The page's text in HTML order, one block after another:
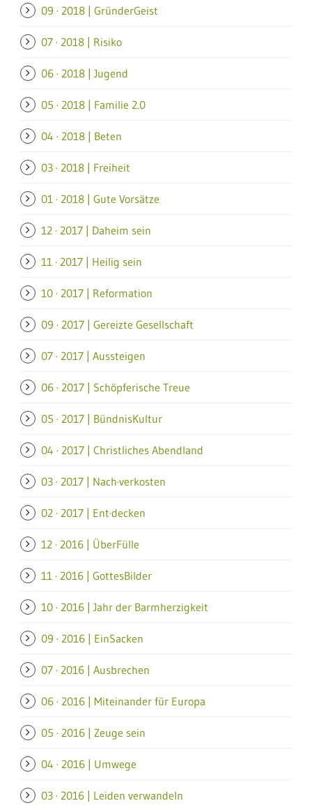
09 · 2018 | GründerGeist
07 · 2018 | Risiko
06 · 2018 | Jugend
05 · 2018 | Familie 2.0
04 · 2018 | Beten
03 · 2018 | Freiheit
01 · 2018 | Gute Vorsätze
12 · 2017 | Daheim sein
11 · 2017 | Heilig sein
10 · 2017 | Reformation
09 · 2017 | Gereizte Gesellschaft
07 · 2017 | Aussteigen
06 · 2017 | Schöpferische Treue
05 · 2017 | BündnisKultur
04 · 2017 | Christliches Abendland
03 · 2017 | Nach·verkosten
02 · 2017 | Ent·decken
12 · 2016 | ÜberFülle
11 · 2016 | GottesBilder
10 · 2016 | Jahr der Barmherzigkeit
09 · 2016 | EinSacken
07 · 2016 | Ausbrechen
06 · 2016 | Miteinander für Europa
05 · 2016 | Zeuge sein
04 · 2016 | Umwege
03 · 2016 | Leiden verwandeln